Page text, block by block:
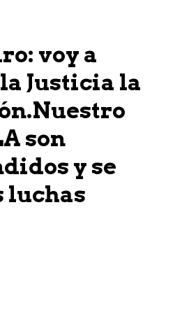
voy a
Justicia la
son
y se
luchas